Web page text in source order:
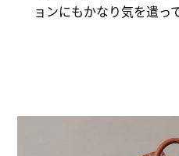
ョンにもかなり気を遣っ